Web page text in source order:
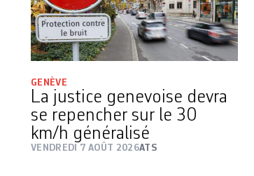
GENÈVE
La justice genevoise devra
se repencher sur le 30
km/h généralisé
VENDREDI 7 AOÛT 2026ATS